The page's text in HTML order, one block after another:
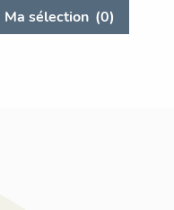
Ma sélection (0)